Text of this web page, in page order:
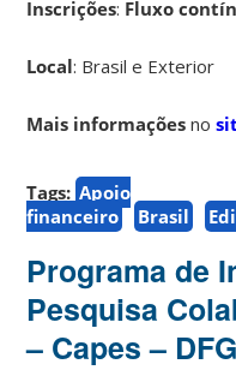
Inscrições: Fluxo
Local: Brasil e Exterior
Mais informações no
Tags: Apoio
financeiro
Brasil
Programa de
Pesquisa
– Capes – DFG